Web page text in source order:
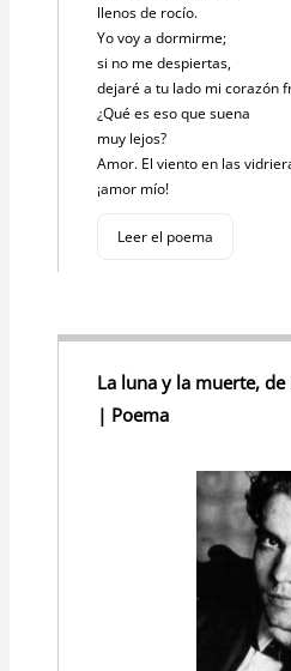
llenos de rocío.
Yo voy a dormirme;
si no me despiertas,
dejaré a tu lado mi corazón
¿Qué es eso que suena
muy lejos?
Amor. El viento en las
¡amor mío!
Leer el poema
La luna y la muerte,
| Poema